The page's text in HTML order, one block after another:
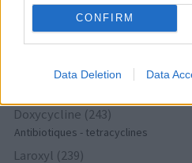
CONFIRM
Data Deletion Data
ADHD - psychostimulants
Roaccutane (245)
Keppra (245)
Doxycycline (243)
Antibiotiques - tetracyclines
Laroxyl (239)